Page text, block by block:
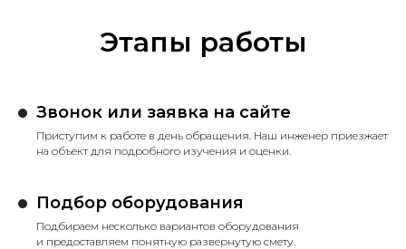
Этапы работы
Звонок или заявка на сайте
Приступим к работе в день обращения. Наш инженер приезжает
на объект для подробного изучения и оценки.
Подбор оборудования
Подбираем несколько вариантов оборудования
и предоставляем понятную развернутую смету.